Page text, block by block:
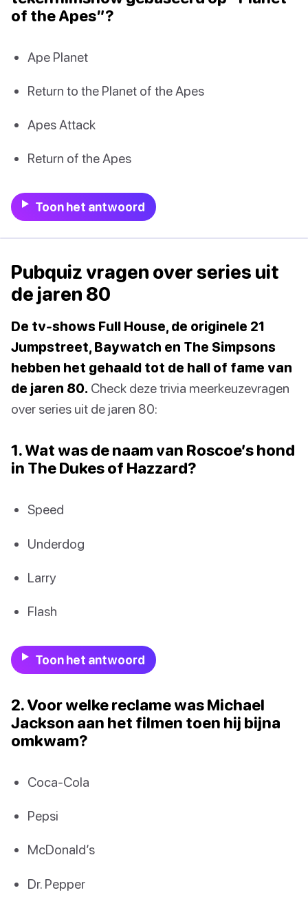
of the Apes”?
Ape Planet
Return to the Planet of the Apes
Apes Attack
Return of the Apes
Toon het antwoord
Pubquiz vragen over series uit
de jaren 80
De tv-shows Full House, de originele 21
Jumpstreet, Baywatch en The Simpsons
hebben het gehaald tot de hall of fame van
de jaren 80. Check deze trivia meerkeuzevragen
over series uit de jaren 80:
1. Wat was de naam van Roscoe’s hond
in The Dukes of Hazzard?
Speed
Underdog
Larry
Flash
Toon het antwoord
2. Voor welke reclame was Michael
Jackson aan het filmen toen hij bijna
omkwam?
Coca-Cola
Pepsi
McDonald’s
Dr. Pepper